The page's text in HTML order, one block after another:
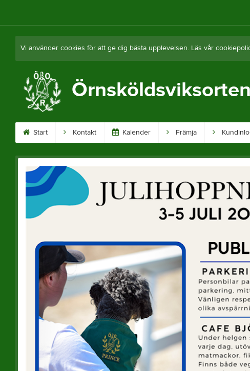
Vi använder cookies för att ge dig bästa upplevelsen. Läs vår
Start Kontakt Kalender Främja